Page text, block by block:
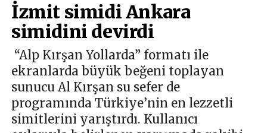
İzmit simidi Ankara
simidini devirdi
“Alp Kırşan Yollarda” formatı ile
ekranlarda büyük beğeni toplayan
sunucu Al Kırşan su sefer de
programında Türkiye’nin en lezzetli
simitlerini yarıştırdı. Kullanıcı